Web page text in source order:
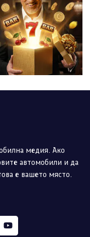
медия. Ако
автомобили и да
е вашето място.